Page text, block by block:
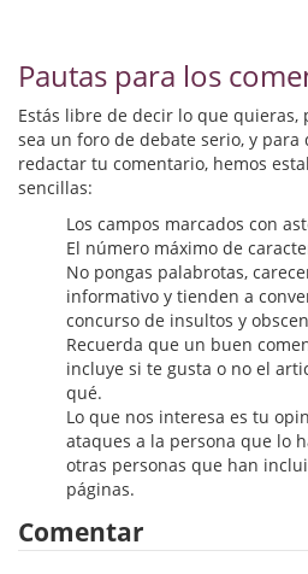
Deportes
Derecho
Discos deVinilo. LP
Divulgación científica
Economía
Enciclopedias
Ensayo
Ensayo literario
Filosofía
Pautas para los
Estás libre de decir lo que quieras,
sea un foro de debate serio, y
redactar tu comentario, hemos
sencillas:
Los campos marcados con
El número máximo de
No pongas palabrotas,
informativo y tienden a
concurso de insultos y
Recuerda que un buen
incluye si te gusta o no el
qué.
Lo que nos interesa es tu
ataques a la persona que lo
otras personas que han
páginas.
Comentar